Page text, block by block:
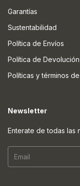
Garantías
Sustentabilidad
Política de Envíos
Política de Devolución
Políticas y términos
Newsletter
Enterate de todas las